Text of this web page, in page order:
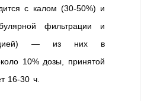
с калом (30-50%) и
фильтрации и
— из них в
10% дозы, принятой
16-30 ч.